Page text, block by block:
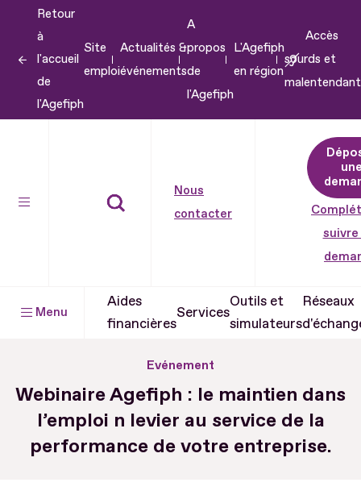
contenu
Retour
à
l'accueil
de
l'Agefiph
Site
emploi
Actualités &
événements
A
propos
de
l'Agefiph
L'Agefiph
en région
Accès
sourds et
Nous
contacter
suivre
Menu
Aides
financières
Services
Outils et
simulateurs
Réseaux
Evénement
Webinaire Agefiph : le maintien dans
l’emploi n levier au service de la
performance de votre entreprise.